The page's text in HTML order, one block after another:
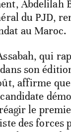
Abdelilah
du PJD,
au Maroc.
qui
son
affirme
le
des forces